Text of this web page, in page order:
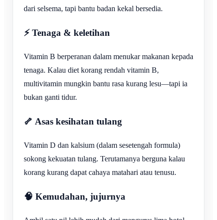
dari selsema, tapi bantu badan kekal bersedia.
⚡ Tenaga & keletihan
Vitamin B berperanan dalam menukar makanan kepada
tenaga. Kalau diet korang rendah vitamin B,
multivitamin mungkin bantu rasa kurang lesu—tapi ia
bukan ganti tidur.
🦴 Asas kesihatan tulang
Vitamin D dan kalsium (dalam sesetengah formula)
sokong kekuatan tulang. Terutamanya berguna kalau
korang kurang dapat cahaya matahari atau tenusu.
🧠 Kemudahan, jujurnya